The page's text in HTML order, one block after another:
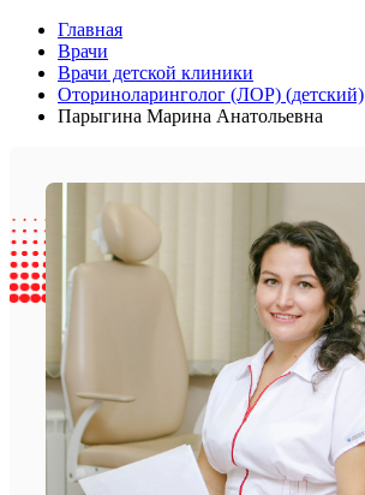
Главная
Врачи
Врачи детской клиники
Оториноларинголог (ЛОР) (детский)
Парыгина Марина Анатольевна